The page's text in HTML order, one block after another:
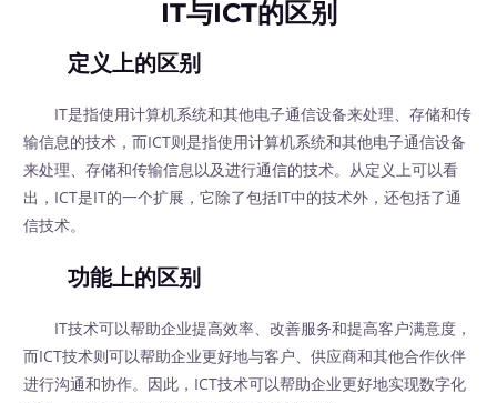
IT与ICT的区别
定义上的区别
IT是指使用计算机系统和其他电子通信设备来处理、存储和传
输信息的技术，而ICT则是指使用计算机系统和其他电子通信设备
来处理、存储和传输信息以及进行通信的技术。从定义上可以看
出，ICT是IT的一个扩展，它除了包括IT中的技术外，还包括了通
信技术。
功能上的区别
IT技术可以帮助企业提高效率、改善服务和提高客户满意度，
而ICT技术则可以帮助企业更好地与客户、供应商和其他合作伙伴
进行沟通和协作。因此，ICT技术可以帮助企业更好地实现数字化